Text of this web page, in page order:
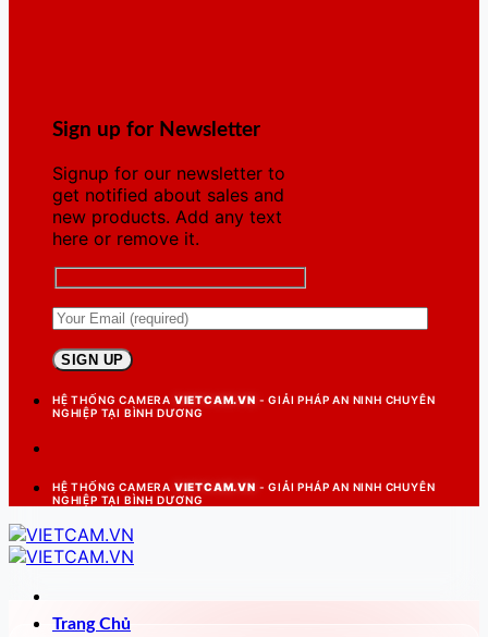
Sign up for Newsletter
Signup for our newsletter to
get notified about sales and
new products. Add any text
here or remove it.
HỆ THỐNG CAMERA VIETCAM.VN - GIẢI PHÁP AN NINH CHUYÊN
NGHIỆP TẠI BÌNH DƯƠNG
HỆ THỐNG CAMERA VIETCAM.VN - GIẢI PHÁP AN NINH CHUYÊN
NGHIỆP TẠI BÌNH DƯƠNG
Trang Chủ